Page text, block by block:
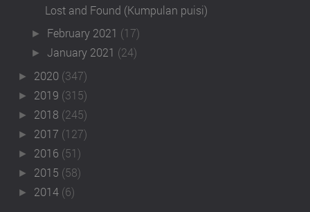
Lost and Found (Kumpulan puisi)
► February 2021 (17)
►January 2021 (24)
► 2020 (347)
► 2019 (315)
► 2018 (245)
► 2017 (127)
► 2016 (51)
► 2015 (58)
► 2014 (6)